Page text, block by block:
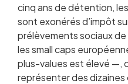
cinq ans de détention,
sont exonérés d’impôt
prélèvements sociaux
les small caps
plus-values est élevé —,
représenter des dizaines